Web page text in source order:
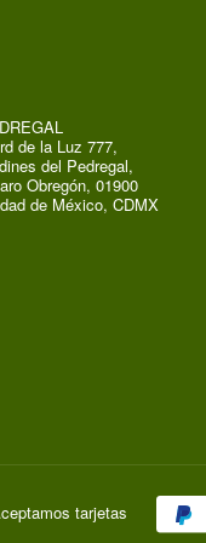
de la Luz 777,
del Pedregal,
Obregón, 01900
de México, CDMX
tarjetas